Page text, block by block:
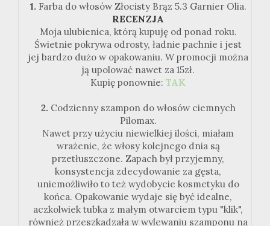
1. Farba do włosów Złocisty Brąz 5.3 Garnier Olia.
RECENZJA
Moja ulubienica, którą kupuję od ponad roku.
Świetnie pokrywa odrosty, ładnie pachnie i jest
jej bardzo dużo w opakowaniu. W promocji można
ją upolować nawet za 15zł.
Kupię ponownie: TAK
2. Codzienny szampon do włosów ciemnych
Pilomax.
Nawet przy użyciu niewielkiej ilości, miałam
wrażenie, że włosy kolejnego dnia są
przetłuszczone. Zapach był przyjemny,
konsystencja zdecydowanie za gęsta,
uniemożliwiło to też wydobycie kosmetyku do
końca. Opakowanie wydaje się być idealne,
aczkolwiek tubka z małym otwarciem typu "klik",
również przeszkadzała w wylewaniu szamponu na